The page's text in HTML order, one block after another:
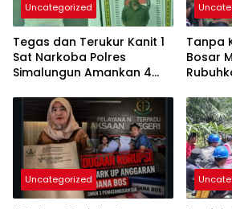
Uncategorized
Tegas dan Terukur Kanit 1
Sat Narkoba Polres
Simalungun Amankan 4
Diproses Hukum Dua
Pengguna Masuk Rehap
Medis
Tanpa
Bosar
Uncategorized